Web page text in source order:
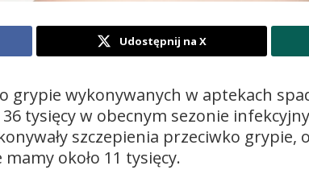
Udostępnij na X
grypie wykonywanych w aptekach
tysięcy w obecnym sezonie
szczepienia przeciwko grypie,
około 11 tysięcy.